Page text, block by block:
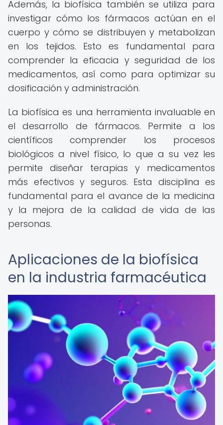
Además, la biofísica también se utiliza para
investigar cómo los fármacos actúan en el
cuerpo y cómo se distribuyen y metabolizan
en los tejidos. Esto es fundamental para
comprender la eficacia y seguridad de los
medicamentos, así como para optimizar su
dosificación y administración.
La biofísica es una herramienta invaluable en
el desarrollo de fármacos. Permite a los
científicos comprender los procesos
biológicos a nivel físico, lo que a su vez les
permite diseñar terapias y medicamentos
más efectivos y seguros. Esta disciplina es
fundamental para el avance de la medicina
y la mejora de la calidad de vida de las
personas.
Aplicaciones de la biofísica
en la industria farmacéutica